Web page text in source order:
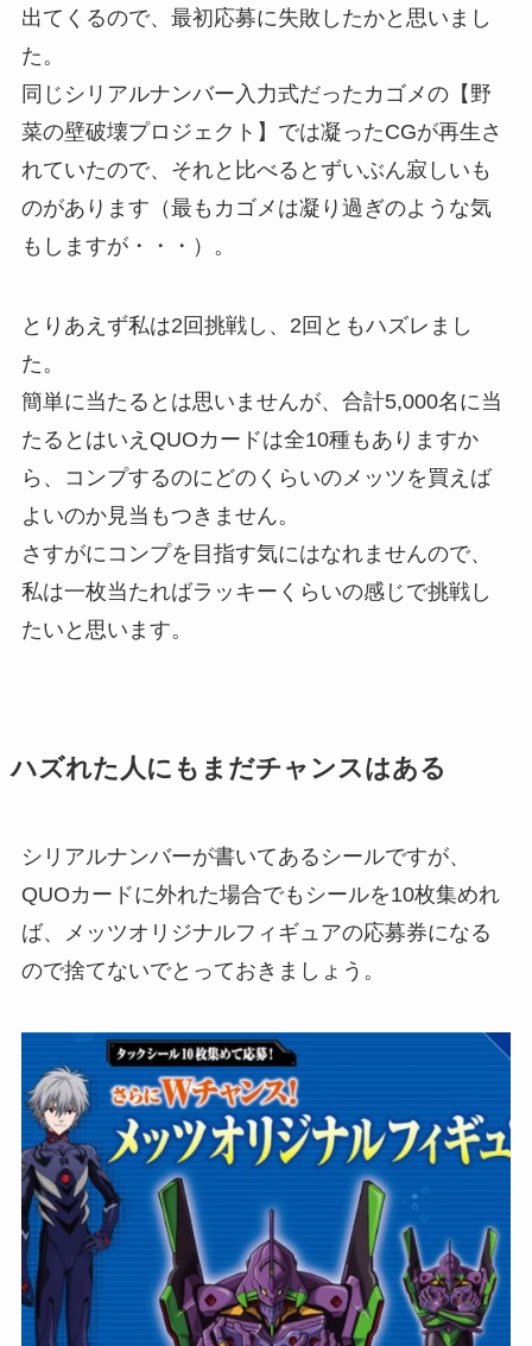
出てくるので、最初応募に失敗したかと思いまし
た。
同じシリアルナンバー入力式だったカゴメの【野
菜の壁破壊プロジェクト】では凝ったCGが再生さ
れていたので、それと比べるとずいぶん寂しいも
のがあります（最もカゴメは凝り過ぎのような気
もしますが・・・）。
とりあえず私は2回挑戦し、2回ともハズレまし
た。
簡単に当たるとは思いませんが、合計5,000名に当
たるとはいえQUOカードは全10種もありますか
ら、コンプするのにどのくらいのメッツを買えば
よいのか見当もつきません。
さすがにコンプを目指す気にはなれませんので、
私は一枚当たればラッキーくらいの感じで挑戦し
たいと思います。
ハズれた人にもまだチャンスはある
シリアルナンバーが書いてあるシールですが、
QUOカードに外れた場合でもシールを10枚集めれ
ば、メッツオリジナルフィギュアの応募券になる
ので捨てないでとっておきましょう。